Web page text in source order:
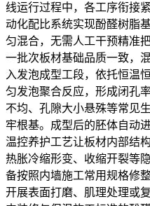
线运行过程中，各工序衔接
动化配比系统实现酚醛树脂
匀混合，无需人工干预精准
一批次板材基础品质一致，
入发泡成型工段，依托恒温
匀发泡聚合反应，形成闭孔
不均、孔隙大小悬殊等常见
牢根基。成型后的胚体自动
温控养护工艺让板材内部结
热胀冷缩形变、收缩开裂等
备按照内墙施工常用规格修
开展表面打磨、肌理处理或